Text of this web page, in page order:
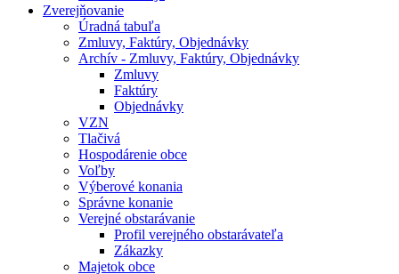
Zverejňovanie
Úradná tabuľa
Zmluvy, Faktúry, Objednávky
Archív - Zmluvy, Faktúry, Objednávky
Zmluvy
Faktúry
Objednávky
VZN
Tlačivá
Hospodárenie obce
Voľby
Výberové konania
Správne konanie
Verejné obstarávanie
Profil verejného obstarávateľa
Zákazky
Majetok obce